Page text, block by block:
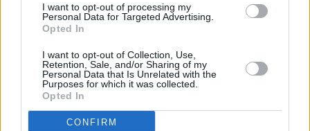
I want to opt-out of processing my
Personal Data for Targeted Advertising.
Opted In
I want to opt-out of Collection, Use,
Retention, Sale, and/or Sharing of my
Personal Data that Is Unrelated with the
Purposes for which it was collected.
Opted In
CONFIRM